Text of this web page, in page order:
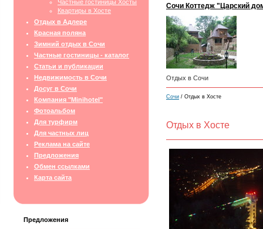
Частные гостиницы Хосты
Квартиры в Хосте
Отдых в Адлере
Красная поляна
Зимний отдых в Сочи
Частные гостиницы - каталог
Статьи и публикации
Недвижимость в Сочи
Досуг в Сочи
Компания "Minihotel"
Фотоальбом
Для турфирм
Для частных лиц
Реклама на сайте
Предложения
Обмен ссылками
Карта сайта
Предложения
Сочи Коттедж "Царский
Отдых в Сочи
Сочи / Отдых в Хосте
Отдых в Хосте